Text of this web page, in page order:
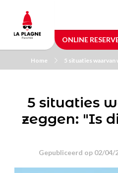
main
content
ONLINE
Home 5 situaties waarvan
5 situaties
zeggen: "Is
Gepubliceerd op 02/04/